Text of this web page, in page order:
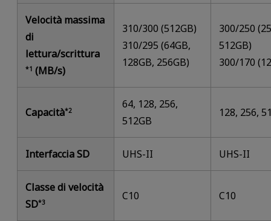
Velocità massima
di
lettura/scrittura
*1 (MB/s)
310/300 (512GB)
310/295 (64GB,
128GB, 256GB)
300/250
512GB)
300/170
Capacità*2
64, 128, 256,
512GB
128, 256,
Interfaccia SD UHS-II UHS-II
Classe di velocità
SD*3 C10 C10